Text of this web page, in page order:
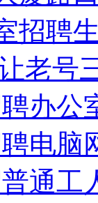
招聘
老号
办公
电脑
通